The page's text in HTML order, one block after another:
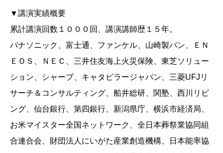
▼講演実績概要
累計講演回数１０００回、講演講師歴１５年。
パナソニック、富士通、ファンケル、山崎製パン、ＥＮ
ＥＯＳ、ＮＥＣ、三井住友海上火災保険、東芝ソリュー
ション、シャープ、キャタピラージャパン、三菱UFJリ
サーチ＆コンサルティング、船井総研、関塾、西川リビ
ング、仙台銀行、第四銀行、新潟県庁、横浜市経済局、
お米マイスター全国ネットワーク、全日本葬祭業協同組
合連合会、財団法人にいがた産業創造機構、日本能率協